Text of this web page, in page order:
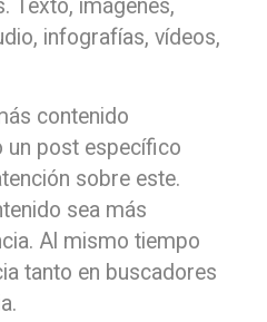
Texto, imágenes,
infografías, vídeos,
contenido
un post específico
sobre este.
sea más
Al mismo tiempo
tanto en buscadores